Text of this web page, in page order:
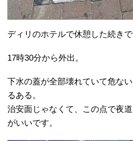
ディリのホテルで休憩した続きで
17時30分から外出。
下水の蓋が全部壊れていて危な
るある。
治安面じゃなくて、この点で夜
がいいです。